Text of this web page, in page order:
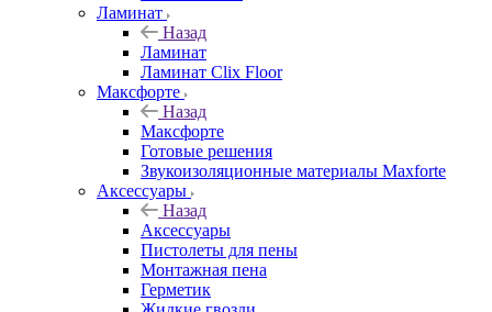
Ламинат
Назад
Ламинат
Ламинат Clix Floor
Максфорте
Назад
Максфорте
Готовые решения
Звукоизоляционные материалы Maxforte
Аксессуары
Назад
Аксессуары
Пистолеты для пены
Монтажная пена
Герметик